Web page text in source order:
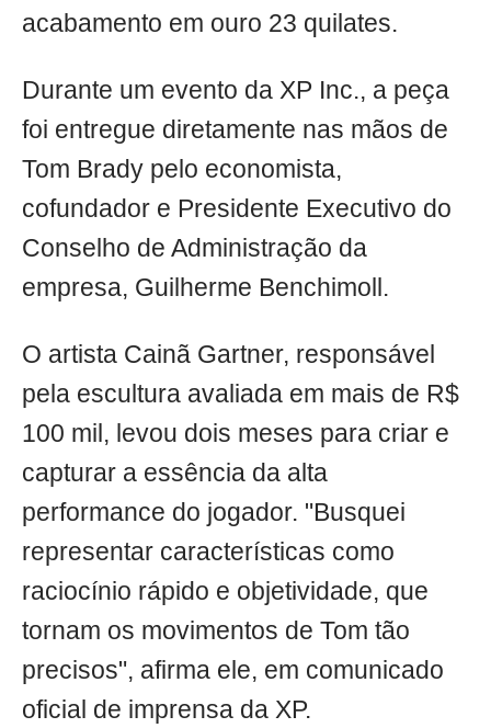
acabamento em ouro 23 quilates.
Durante um evento da XP Inc., a peça
foi entregue diretamente nas mãos de
Tom Brady pelo economista,
cofundador e Presidente Executivo do
Conselho de Administração da
empresa, Guilherme Benchimoll.
O artista Cainã Gartner, responsável
pela escultura avaliada em mais de R$
100 mil, levou dois meses para criar e
capturar a essência da alta
performance do jogador. "Busquei
representar características como
raciocínio rápido e objetividade, que
tornam os movimentos de Tom tão
precisos", afirma ele, em comunicado
oficial de imprensa da XP.